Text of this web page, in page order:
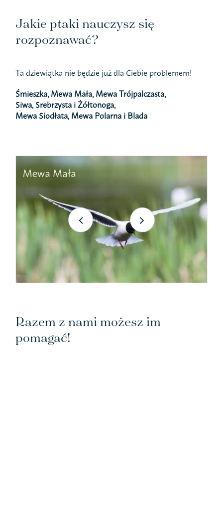
Jakie ptaki nauczysz się
rozpoznawać?
Ta dziewiątka nie będzie już dla Ciebie problemem!
Śmieszka, Mewa Mała, Mewa Trójpalczasta,
Siwa, Srebrzysta i Żółtonoga,
Mewa Siodłata, Mewa Polarna i Blada
Razem z nami możesz im
pomagać!